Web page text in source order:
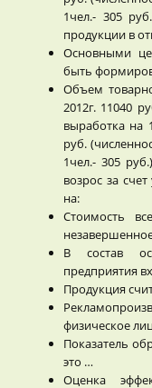
1чел.- 305
продукции в
Основными
быть
Объем
2012г. 11040
выработка на
руб.
1чел.- 305
возрос за
на:
Стоимость
В состав
предприятия
Продукция
физическое
Показатель
это …
Оценка